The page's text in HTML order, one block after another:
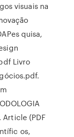
visuais na
quisa,
Livro
Article (PDF
os,